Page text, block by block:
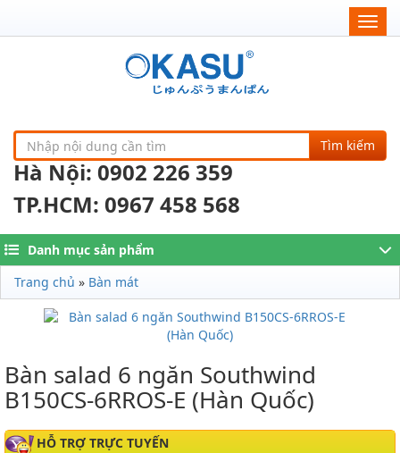
Tìm kiếm
Hà Nội: 0902 226 359
TP.HCM: 0967 458 568
Danh mục sản phẩm
Trang chủ » Bàn mát
Bàn salad 6 ngăn Southwind
B150CS-6RROS-E (Hàn Quốc)
HỖ TRỢ TRỰC TUYẾN